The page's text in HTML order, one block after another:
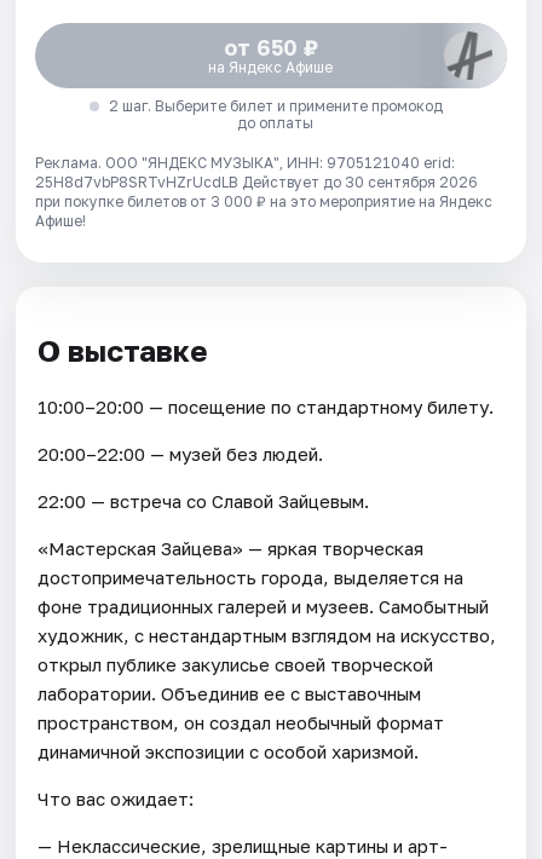
от 650 ₽
на Яндекс Афише
2 шаг. Выберите билет и примените промокод
до оплаты
Реклама. ООО "ЯНДЕКС МУЗЫКА", ИНН: 9705121040 erid:
25H8d7vbP8SRTvHZrUcdLB Действует до 30 сентября 2026
при покупке билетов от 3 000 ₽ на это мероприятие на Яндекс
Афише!
О выставке
10:00–20:00 — посещение по стандартному билету.
20:00–22:00 — музей без людей.
22:00 — встреча со Славой Зайцевым.
«Мастерская Зайцева» — яркая творческая
достопримечательность города, выделяется на
фоне традиционных галерей и музеев. Самобытный
художник, с нестандартным взглядом на искусство,
открыл публике закулисье своей творческой
лаборатории. Объединив ее с выставочным
пространством, он создал необычный формат
динамичной экспозиции с особой харизмой.
Что вас ожидает:
— Неклассические, зрелищные картины и арт-